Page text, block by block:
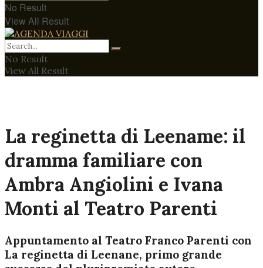
No Result
View All Result
No Result
View All Result
La reginetta di Leename: il
dramma familiare con
Ambra Angiolini e Ivana
Monti al Teatro Parenti
Appuntamento al Teatro Franco Parenti con
La reginetta di Leenane, primo grande